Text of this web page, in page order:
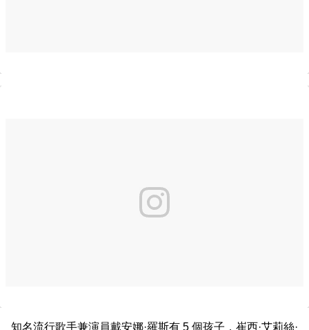
知名流行歌手兼演員戴安娜·羅斯有 5 個孩子，崔西·艾莉絲·